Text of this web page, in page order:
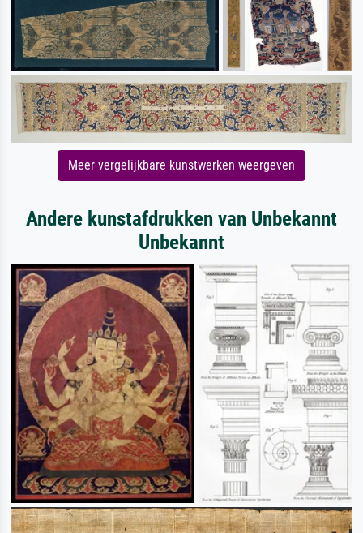
Meer vergelijkbare kunstwerken weergeven
Andere kunstafdrukken van Unbekannt
Unbekannt